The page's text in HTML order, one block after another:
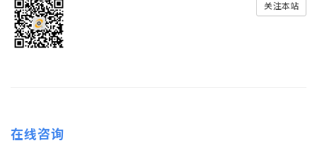
关注本站
在线咨询